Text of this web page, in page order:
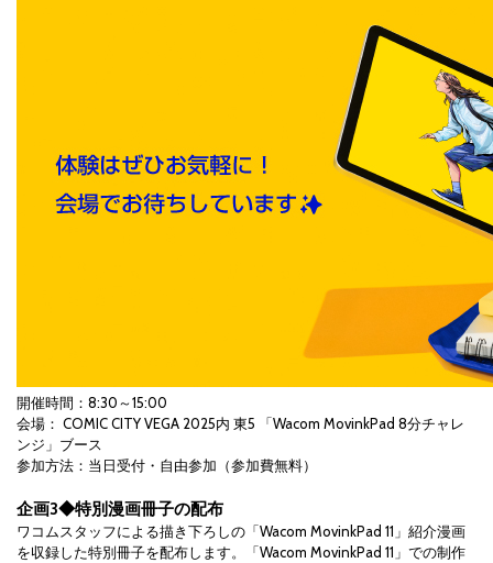
開催時間：8:30～15:00
会場： COMIC CITY VEGA 2025内 東5 「Wacom MovinkPad 8分チャレ
ンジ」ブース
参加方法：当日受付・自由参加（参加費無料）
企画3◆特別漫画冊子の配布
ワコムスタッフによる描き下ろしの「Wacom MovinkPad 11」紹介漫画
を収録した特別冊子を配布します。「Wacom MovinkPad 11」での制作